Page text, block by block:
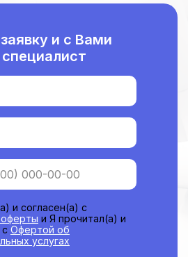
и согласен(а) с
и Я прочитал(а) и
Офертой об
услугах
и с Вами